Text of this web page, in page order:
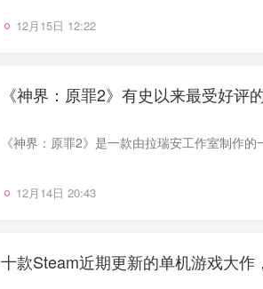
12月15日 12:22
《神界：原罪2》有史以来最受好评
12月14日 20:43
十款Steam近期更新的单机游戏大作